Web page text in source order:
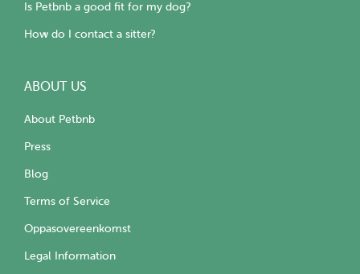
Is Petbnb a good fit for my dog?
How do I contact a sitter?
ABOUT US
About Petbnb
Press
Blog
Terms of Service
Oppasovereenkomst
Legal Information